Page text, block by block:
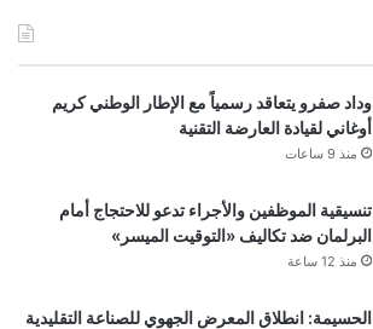
وداد صفرو يتعاقد رسمياً مع الإطار الوطني كريم
أوغاني لقيادة العارضة التقنية
منذ 9 ساعات
تنسيقية الموظفين والأجراء تدعو للاحتجاج أمام
البرلمان ضد تكاليف «التوقيت الميسر»
منذ 12 ساعة
الحسيمة: انطلاق المعرض الجهوي للصناعة التقليدية